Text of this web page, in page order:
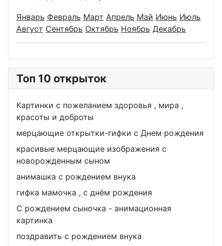
Январь Февраль Март Апрель Май Июнь Июль
Август Сентябрь Октябрь Ноябрь Декабрь
Топ 10 открыток
Картинки с пожеланием здоровья , мира ,
красоты и доброты
мерцающие открытки-гифки с Днем рождения
красивые мерцающие изображения с
новорожденным сыном
анимашка с рождением внука
гифка мамочка , с днём рождения
С рождением сыночка - анимационная
картинка
поздравить с рождением внука